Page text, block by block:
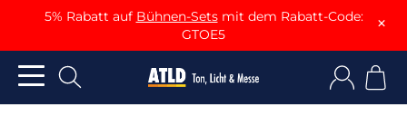
5% Rabatt auf Bühnen-Setsmit dem Rabatt-Code:
GTOE5
×